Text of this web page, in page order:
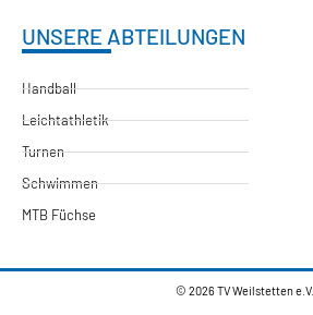
UNSERE ABTEILUNGEN
Handball
Leichtathletik
Turnen
Schwimmen
MTB Füchse
© 2026 TV Weilstetten e.V.